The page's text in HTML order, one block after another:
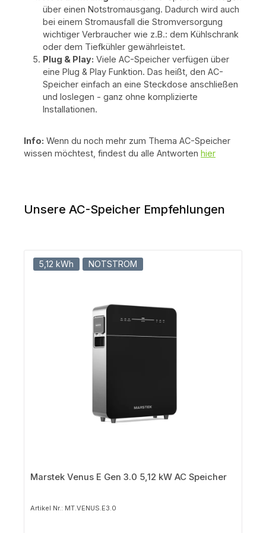
vom Stromnetz werden möchten 📚 Noch Fragen? Wir
helfen weiter! 👉 Perfekt für Einsteiger & DIY-
Installationen - Tipps & Tricks zum Balkonkraftwerk 👉
Speicher fürs Balkonkraftwerk - erfahre mehr dazu ⚙️
Konfiguration & Ertrag im Überblick: 🔹 Basic 2 kWh
Speicher, 0 PV-Module → Perfekt für spätere
Erweiterung oder als Einstieg 🔹 Starter 2–4 kWh
Speicher, 1–2 PV-Module → Ideal für kleinere Haushalte
und Grundverbrauch 🔹 Smart Home 6–10 kWh
Speicher, 3–4 PV-Module → Maximale Unabhängigkeit
& höchste Ersparnis 📌 Hinweis: Die tatsächliche
Ersparnis hängt von Standort, Ausrichtung, Stromtarif
deine Energie selbst in die Hand nehmen Mit dem
Speicher-Balkonkraftwerk von e4mobility setzt du auf
modernste Technologie, maximale Effizienz und
Balkonkraftwerk-Systeme am Markt. 👉 Jetzt
konfigurieren und durchstarten – mit e4mobility! 🔋
erneuerbaren Energien – mit Ihrem eigenen
Balkonkraftwerk! ⚡☀️
über einen Notstromausgang. Dadurch wird auch
bei einem Stromausfall die Stromversorgung
wichtiger Verbraucher wie z.B.: dem Kühlschrank
oder dem Tiefkühler gewährleistet.
Plug & Play: Viele AC-Speicher verfügen über
eine Plug & Play Funktion. Das heißt, den AC-
Speicher einfach an eine Steckdose anschließen
und loslegen - ganz ohne komplizierte
Installationen.
Info: Wenn du noch mehr zum Thema AC-Speicher
wissen möchtest, findest du alle Antworten hier
Unsere AC-Speicher Empfehlungen
5,12 kWh NOTSTROM
Marstek Venus E Gen 3.0 5,12 kW AC Speicher
Artikel Nr.: MT.VENUS.E3.0